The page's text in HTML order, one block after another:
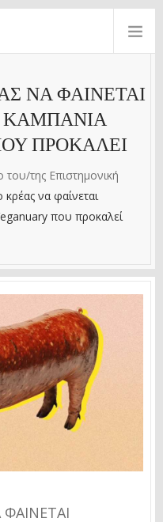
ΝΑ ΦΑΊΝΕΤΑΙ
ΚΑΜΠΆΝΙΑ
ΠΡΟΚΑΛΕΊ
του/της Επιστημονική
κρέας να φαίνεται
που προκαλεί